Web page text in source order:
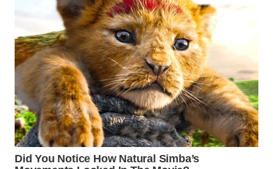
WN
KARAWANG
WN
BEKASI
WN
BOGOR